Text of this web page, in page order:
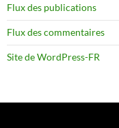
Flux des publications
Flux des commentaires
Site de WordPress-FR